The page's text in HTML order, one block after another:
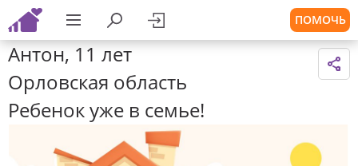
ПОМОЧЬ
Антон, 11 лет
Орловская область
Ребенок уже в семье!